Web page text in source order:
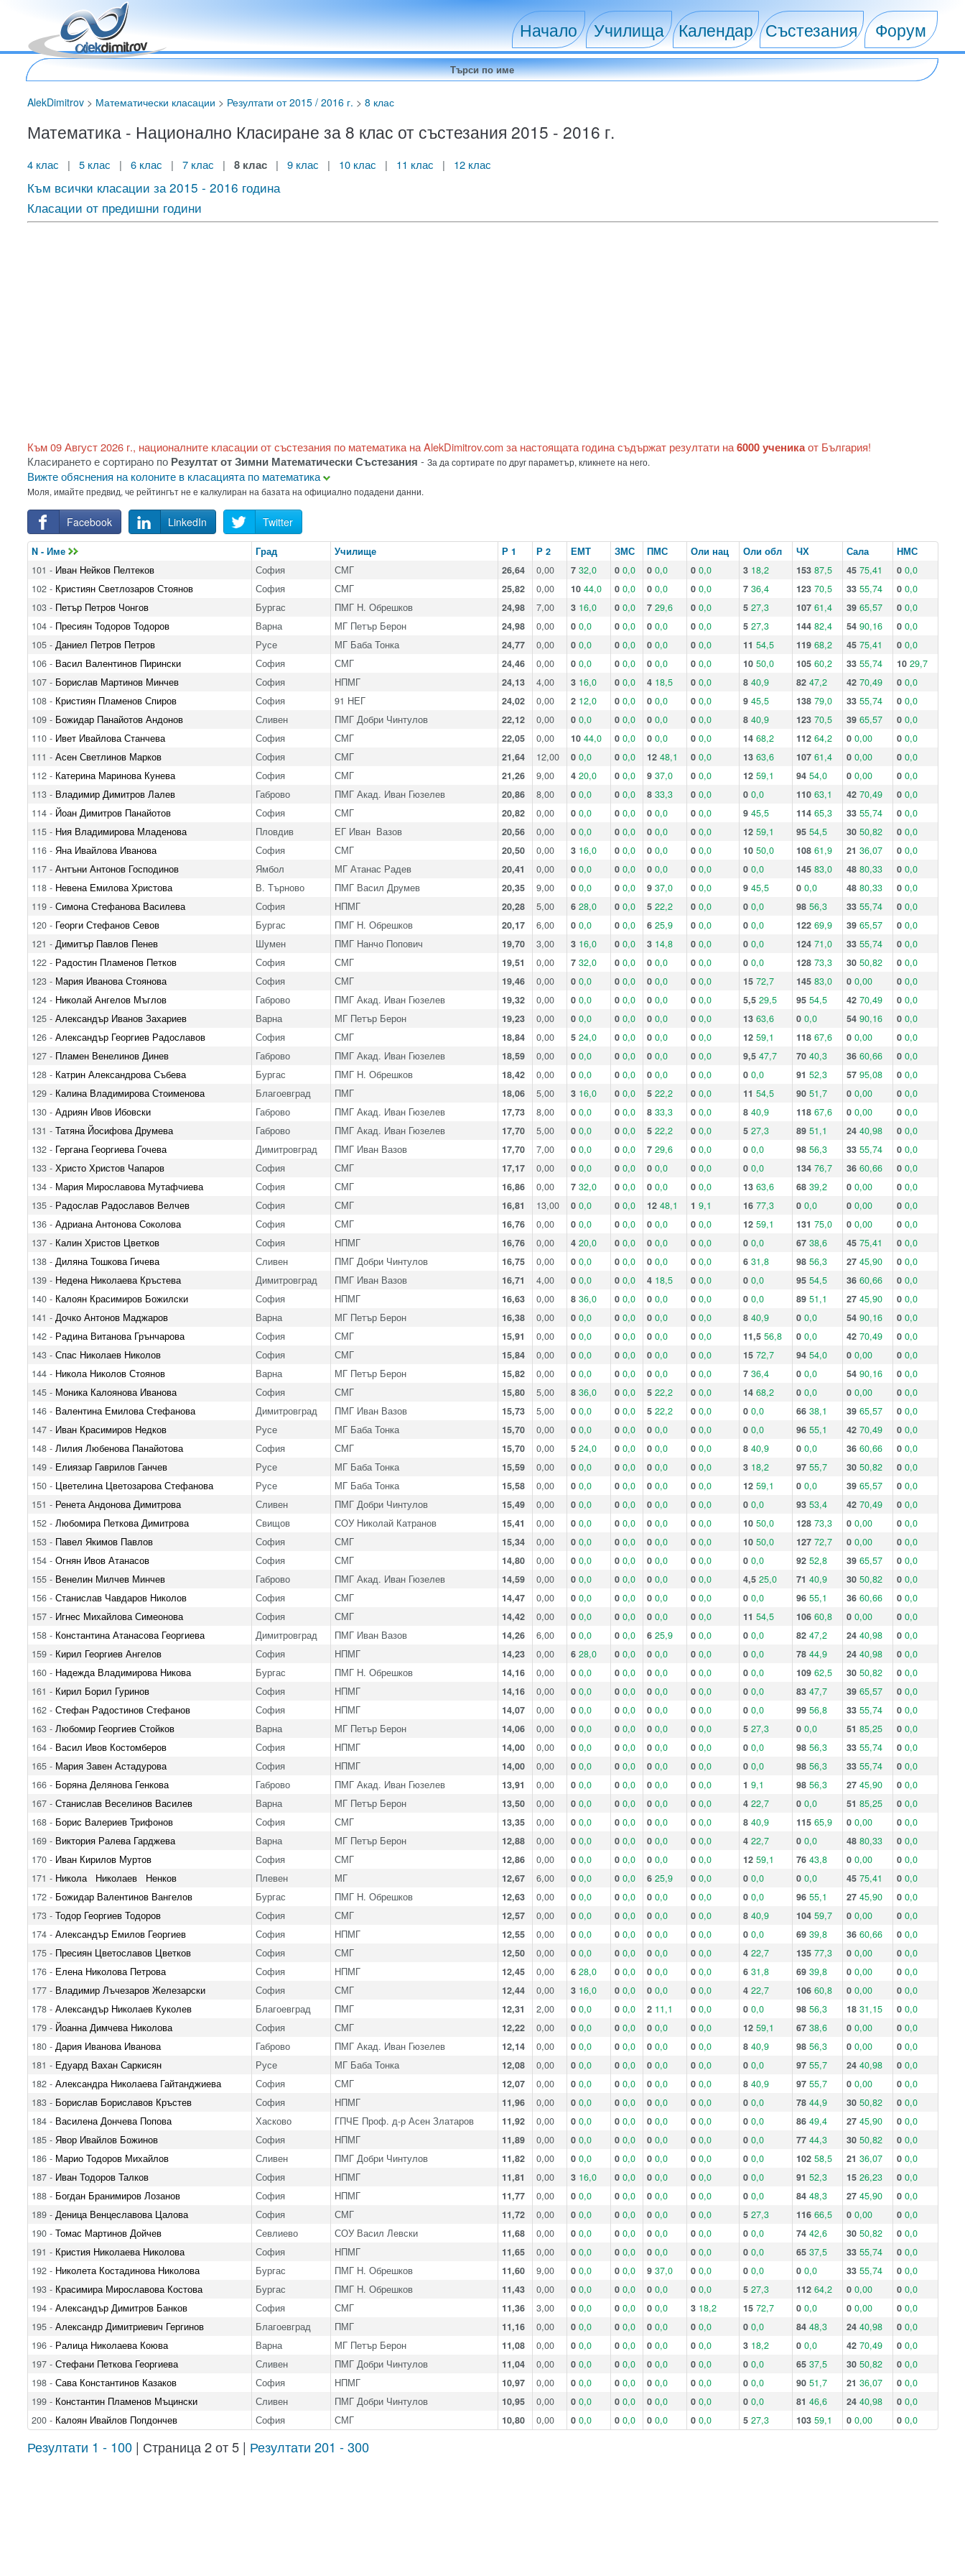
Начало Училища Календар Състезания Форум
AlekDimitrov> Математически класации > Резултати от 2015 / 2016 г. > 8 клас
Математика - Национално Класиране за 8 клас от състезания 2015 - 2016 г.
4 клас | 5 клас | 6 клас | 7 клас | 8 клас| 9 клас | 10 клас | 11 клас | 12 клас
Към всички класации за 2015 - 2016 година
Класации от предишни години
Към 09 Август 2026 г., националните класации от състезания по математика на AlekDimitrov.com за настоящата година съдържат резултати на6000 ученикаот България!
Класирането е сортирано по Резултат от Зимни Математически Състезания - За да сортирате по друг параметър, кликнете на него.
Вижте обяснения на колоните в класацията по математика
Моля, имайте предвид, че рейтингът не е калкулиран на базата на официално подадени данни.
Facebook LinkedIn Twitter
N - Име Град Училище Р 1 Р 2 ЕМТ ЗМС ПМС Оли нац Оли обл ЧХ Сала
НМС
101 - Иван Нейков Пелтеков София СМГ 26,64 0,00 7 32,0 0 0,0 0 0,0 0 0,0 3 18,2 153 87,5 45 75,41 0 0,0
102 - Кристиян Светлозаров Стоянов София СМГ 25,82 0,00 10 44,0 0 0,0 0 0,0 0 0,0 7 36,4 123 70,5 33 55,74 0 0,0
103 - Петър Петров Чонгов Бургас ПМГ Н. Обрешков 24,98 7,00 3 16,0 0 0,0 7 29,6 0 0,0 5 27,3 107 61,4 39 65,57 0 0,0
104 - Пресиян Тодоров Тодоров Варна МГ Петър Берон 24,98 0,00 0 0,0 0 0,0 0 0,0 0 0,0 5 27,3 144 82,4 54 90,16 0 0,0
105 - Даниел Петров Петров Русе МГ Баба Тонка 24,77 0,00 0 0,0 0 0,0 0 0,0 0 0,0 11 54,5 119 68,2 45 75,41 0 0,0
106 - Васил Валентинов Пирински София СМГ 24,46 0,00 0 0,0 0 0,0 0 0,0 0 0,0 10 50,0 105 60,2 33 55,74 10 29,7
107 - Борислав Мартинов Минчев София НПМГ 24,13 4,00 3 16,0 0 0,0 4 18,5 0 0,0 8 40,9 82 47,2 42 70,49 0 0,0
108 - Кристиян Пламенов Спиров София 91 НЕГ 24,02 0,00 2 12,0 0 0,0 0 0,0 0 0,0 9 45,5 138 79,0 33 55,74 0 0,0
109 - Божидар Панайотов Андонов Сливен ПМГ Добри Чинтулов 22,12 0,00 0 0,0 0 0,0 0 0,0 0 0,0 8 40,9 123 70,5 39 65,57 0 0,0
110 - Ивет Ивайлова Станчева София СМГ 22,05 0,00 10 44,0 0 0,0 0 0,0 0 0,0 14 68,2 112 64,2 0 0,00 0 0,0
111 - Асен Светлинов Марков София СМГ 21,64 12,00 0 0,0 0 0,0 12 48,1 0 0,0 13 63,6 107 61,4 0 0,00 0 0,0
112 - Катерина Маринова Кунева София СМГ 21,26 9,00 4 20,0 0 0,0 9 37,0 0 0,0 12 59,1 94 54,0 0 0,00 0 0,0
113 - Владимир Димитров Лалев Габрово ПМГ Акад. Иван Гюзелев 20,86 8,00 0 0,0 0 0,0 8 33,3 0 0,0 0 0,0 110 63,1 42 70,49 0 0,0
114 - Йоан Димитров Панайотов София СМГ 20,82 0,00 0 0,0 0 0,0 0 0,0 0 0,0 9 45,5 114 65,3 33 55,74 0 0,0
115 - Ния Владимирова Младенова Пловдив ЕГ Иван Вазов 20,56 0,00 0 0,0 0 0,0 0 0,0 0 0,0 12 59,1 95 54,5 30 50,82 0 0,0
116 - Яна Ивайлова Иванова София СМГ 20,50 0,00 3 16,0 0 0,0 0 0,0 0 0,0 10 50,0 108 61,9 21 36,07 0 0,0
117 - Антъни Антонов Господинов Ямбол МГ Атанас Радев 20,41 0,00 0 0,0 0 0,0 0 0,0 0 0,0 0 0,0 145 83,0 48 80,33 0 0,0
118 - Невена Емилова Христова В. Търново ПМГ Васил Друмев 20,35 9,00 0 0,0 0 0,0 9 37,0 0 0,0 9 45,5 0 0,0 48 80,33 0 0,0
119 - Симона Стефанова Василева София НПМГ 20,28 5,00 6 28,0 0 0,0 5 22,2 0 0,0 0 0,0 98 56,3 33 55,74 0 0,0
120 - Георги Стефанов Севов Бургас ПМГ Н. Обрешков 20,17 6,00 0 0,0 0 0,0 6 25,9 0 0,0 0 0,0 122 69,9 39 65,57 0 0,0
121 - Димитър Павлов Пенев Шумен ПМГ Нанчо Попович 19,70 3,00 3 16,0 0 0,0 3 14,8 0 0,0 0 0,0 124 71,0 33 55,74 0 0,0
122 - Радостин Пламенов Петков София СМГ 19,51 0,00 7 32,0 0 0,0 0 0,0 0 0,0 0 0,0 128 73,3 30 50,82 0 0,0
123 - Мария Иванова Стоянова София СМГ 19,46 0,00 0 0,0 0 0,0 0 0,0 0 0,0 15 72,7 145 83,0 0 0,00 0 0,0
124 - Николай Ангелов Мъглов Габрово ПМГ Акад. Иван Гюзелев 19,32 0,00 0 0,0 0 0,0 0 0,0 0 0,0 5,5 29,5 95 54,5 42 70,49 0 0,0
125 - Александър Иванов Захариев Варна МГ Петър Берон 19,23 0,00 0 0,0 0 0,0 0 0,0 0 0,0 13 63,6 0 0,0 54 90,16 0 0,0
126 - Александър Георгиев Радославов София СМГ 18,84 0,00 5 24,0 0 0,0 0 0,0 0 0,0 12 59,1 118 67,6 0 0,00 0 0,0
127 - Пламен Венелинов Динев Габрово ПМГ Акад. Иван Гюзелев 18,59 0,00 0 0,0 0 0,0 0 0,0 0 0,0 9,5 47,7 70 40,3 36 60,66 0 0,0
128 - Катрин Александрова Събева Бургас ПМГ Н. Обрешков 18,42 0,00 0 0,0 0 0,0 0 0,0 0 0,0 0 0,0 91 52,3 57 95,08 0 0,0
129 - Калина Владимирова Стоименова Благоевград ПМГ 18,06 5,00 3 16,0 0 0,0 5 22,2 0 0,0 11 54,5 90 51,7 0 0,00 0 0,0
130 - Адриян Ивов Ибовски Габрово ПМГ Акад. Иван Гюзелев 17,73 8,00 0 0,0 0 0,0 8 33,3 0 0,0 8 40,9 118 67,6 0 0,00 0 0,0
131 - Татяна Йосифова Друмева Габрово ПМГ Акад. Иван Гюзелев 17,70 5,00 0 0,0 0 0,0 5 22,2 0 0,0 5 27,3 89 51,1 24 40,98 0 0,0
132 - Гергана Георгиева Гочева Димитровград ПМГ Иван Вазов 17,70 7,00 0 0,0 0 0,0 7 29,6 0 0,0 0 0,0 98 56,3 33 55,74 0 0,0
133 - Христо Христов Чапаров София СМГ 17,17 0,00 0 0,0 0 0,0 0 0,0 0 0,0 0 0,0 134 76,7 36 60,66 0 0,0
134 - Мария Мирославова Мутафчиева София СМГ 16,86 0,00 7 32,0 0 0,0 0 0,0 0 0,0 13 63,6 68 39,2 0 0,00 0 0,0
135 - Радослав Радославов Велчев София СМГ 16,81 13,00 0 0,0 0 0,0 12 48,1 1 9,1 16 77,3 0 0,0 0 0,00 0 0,0
136 - Адриана Антонова Соколова София СМГ 16,76 0,00 0 0,0 0 0,0 0 0,0 0 0,0 12 59,1 131 75,0 0 0,00 0 0,0
137 - Калин Христов Цветков София НПМГ 16,76 0,00 4 20,0 0 0,0 0 0,0 0 0,0 0 0,0 67 38,6 45 75,41 0 0,0
138 - Диляна Тошкова Гичева Сливен ПМГ Добри Чинтулов 16,75 0,00 0 0,0 0 0,0 0 0,0 0 0,0 6 31,8 98 56,3 27 45,90 0 0,0
139 - Недена Николаева Кръстева Димитровград ПМГ Иван Вазов 16,71 4,00 0 0,0 0 0,0 4 18,5 0 0,0 0 0,0 95 54,5 36 60,66 0 0,0
140 - Калоян Красимиров Божилски София НПМГ 16,63 0,00 8 36,0 0 0,0 0 0,0 0 0,0 0 0,0 89 51,1 27 45,90 0 0,0
141 - Дочко Антонов Маджаров Варна МГ Петър Берон 16,38 0,00 0 0,0 0 0,0 0 0,0 0 0,0 8 40,9 0 0,0 54 90,16 0 0,0
142 - Радина Витанова Грънчарова София СМГ 15,91 0,00 0 0,0 0 0,0 0 0,0 0 0,0 11,5 56,8 0 0,0 42 70,49 0 0,0
143 - Спас Николаев Николов София СМГ 15,84 0,00 0 0,0 0 0,0 0 0,0 0 0,0 15 72,7 94 54,0 0 0,00 0 0,0
144 - Никола Николов Стоянов Варна МГ Петър Берон 15,82 0,00 0 0,0 0 0,0 0 0,0 0 0,0 7 36,4 0 0,0 54 90,16 0 0,0
145 - Моника Калоянова Иванова София СМГ 15,80 5,00 8 36,0 0 0,0 5 22,2 0 0,0 14 68,2 0 0,0 0 0,00 0 0,0
146 - Валентина Емилова Стефанова Димитровград ПМГ Иван Вазов 15,73 5,00 0 0,0 0 0,0 5 22,2 0 0,0 0 0,0 66 38,1 39 65,57 0 0,0
147 - Иван Красимиров Недков Русе МГ Баба Тонка 15,70 0,00 0 0,0 0 0,0 0 0,0 0 0,0 0 0,0 96 55,1 42 70,49 0 0,0
148 - Лилия Любенова Панайотова София СМГ 15,70 0,00 5 24,0 0 0,0 0 0,0 0 0,0 8 40,9 0 0,0 36 60,66 0 0,0
149 - Елиязар Гаврилов Ганчев Русе МГ Баба Тонка 15,59 0,00 0 0,0 0 0,0 0 0,0 0 0,0 3 18,2 97 55,7 30 50,82 0 0,0
150 - Цветелина Цветозарова Стефанова Русе МГ Баба Тонка 15,58 0,00 0 0,0 0 0,0 0 0,0 0 0,0 12 59,1 0 0,0 39 65,57 0 0,0
151 - Ренета Андонова Димитрова Сливен ПМГ Добри Чинтулов 15,49 0,00 0 0,0 0 0,0 0 0,0 0 0,0 0 0,0 93 53,4 42 70,49 0 0,0
152 - Любомира Петкова Димитрова Свищов СОУ Николай Катранов 15,41 0,00 0 0,0 0 0,0 0 0,0 0 0,0 10 50,0 128 73,3 0 0,00 0 0,0
153 - Павел Якимов Павлов София СМГ 15,34 0,00 0 0,0 0 0,0 0 0,0 0 0,0 10 50,0 127 72,7 0 0,00 0 0,0
154 - Огнян Ивов Атанасов София СМГ 14,80 0,00 0 0,0 0 0,0 0 0,0 0 0,0 0 0,0 92 52,8 39 65,57 0 0,0
155 - Венелин Милчев Минчев Габрово ПМГ Акад. Иван Гюзелев 14,59 0,00 0 0,0 0 0,0 0 0,0 0 0,0 4,5 25,0 71 40,9 30 50,82 0 0,0
156 - Станислав Чавдаров Николов София СМГ 14,47 0,00 0 0,0 0 0,0 0 0,0 0 0,0 0 0,0 96 55,1 36 60,66 0 0,0
157 - Игнес Михайлова Симеонова София СМГ 14,42 0,00 0 0,0 0 0,0 0 0,0 0 0,0 11 54,5 106 60,8 0 0,00 0 0,0
158 - Константина Атанасова Георгиева Димитровград ПМГ Иван Вазов 14,26 6,00 0 0,0 0 0,0 6 25,9 0 0,0 0 0,0 82 47,2 24 40,98 0 0,0
159 - Кирил Георгиев Ангелов София НПМГ 14,23 0,00 6 28,0 0 0,0 0 0,0 0 0,0 0 0,0 78 44,9 24 40,98 0 0,0
160 - Надежда Владимирова Никова Бургас ПМГ Н. Обрешков 14,16 0,00 0 0,0 0 0,0 0 0,0 0 0,0 0 0,0 109 62,5 30 50,82 0 0,0
161 - Кирил Борил Гуринов София НПМГ 14,16 0,00 0 0,0 0 0,0 0 0,0 0 0,0 0 0,0 83 47,7 39 65,57 0 0,0
162 - Стефан Радостинов Стефанов София НПМГ 14,07 0,00 0 0,0 0 0,0 0 0,0 0 0,0 0 0,0 99 56,8 33 55,74 0 0,0
163 - Любомир Георгиев Стойков Варна МГ Петър Берон 14,06 0,00 0 0,0 0 0,0 0 0,0 0 0,0 5 27,3 0 0,0 51 85,25 0 0,0
164 - Васил Ивов Костомберов София НПМГ 14,00 0,00 0 0,0 0 0,0 0 0,0 0 0,0 0 0,0 98 56,3 33 55,74 0 0,0
165 - Мария Завен Астадурова София НПМГ 14,00 0,00 0 0,0 0 0,0 0 0,0 0 0,0 0 0,0 98 56,3 33 55,74 0 0,0
166 - Боряна Делянова Генкова Габрово ПМГ Акад. Иван Гюзелев 13,91 0,00 0 0,0 0 0,0 0 0,0 0 0,0 1 9,1 98 56,3 27 45,90 0 0,0
167 - Станислав Веселинов Василев Варна МГ Петър Берон 13,50 0,00 0 0,0 0 0,0 0 0,0 0 0,0 4 22,7 0 0,0 51 85,25 0 0,0
168 - Борис Валериев Трифонов София СМГ 13,35 0,00 0 0,0 0 0,0 0 0,0 0 0,0 8 40,9 115 65,9 0 0,00 0 0,0
169 - Виктория Ралева Гарджева Варна МГ Петър Берон 12,88 0,00 0 0,0 0 0,0 0 0,0 0 0,0 4 22,7 0 0,0 48 80,33 0 0,0
170 - Иван Кирилов Муртов София СМГ 12,86 0,00 0 0,0 0 0,0 0 0,0 0 0,0 12 59,1 76 43,8 0 0,00 0 0,0
171 - Никола Николаев Ненков Плевен МГ 12,67 6,00 0 0,0 0 0,0 6 25,9 0 0,0 0 0,0 0 0,0 45 75,41 0 0,0
172 - Божидар Валентинов Вангелов Бургас ПМГ Н. Обрешков 12,63 0,00 0 0,0 0 0,0 0 0,0 0 0,0 0 0,0 96 55,1 27 45,90 0 0,0
173 - Тодор Георгиев Тодоров София СМГ 12,57 0,00 0 0,0 0 0,0 0 0,0 0 0,0 8 40,9 104 59,7 0 0,00 0 0,0
174 - Александър Емилов Георгиев София НПМГ 12,55 0,00 0 0,0 0 0,0 0 0,0 0 0,0 0 0,0 69 39,8 36 60,66 0 0,0
175 - Пресиян Цветославов Цветков София СМГ 12,50 0,00 0 0,0 0 0,0 0 0,0 0 0,0 4 22,7 135 77,3 0 0,00 0 0,0
176 - Елена Николова Петрова София НПМГ 12,45 0,00 6 28,0 0 0,0 0 0,0 0 0,0 6 31,8 69 39,8 0 0,00 0 0,0
177 - Владимир Лъчезаров Железарски София СМГ 12,44 0,00 3 16,0 0 0,0 0 0,0 0 0,0 4 22,7 106 60,8 0 0,00 0 0,0
178 - Александър Николаев Куколев Благоевград ПМГ 12,31 2,00 0 0,0 0 0,0 2 11,1 0 0,0 0 0,0 98 56,3 18 31,15 0 0,0
179 - Йоанна Димчева Николова София СМГ 12,22 0,00 0 0,0 0 0,0 0 0,0 0 0,0 12 59,1 67 38,6 0 0,00 0 0,0
180 - Дария Иванова Иванова Габрово ПМГ Акад. Иван Гюзелев 12,14 0,00 0 0,0 0 0,0 0 0,0 0 0,0 8 40,9 98 56,3 0 0,00 0 0,0
181 - Едуард Вахан Саркисян Русе МГ Баба Тонка 12,08 0,00 0 0,0 0 0,0 0 0,0 0 0,0 0 0,0 97 55,7 24 40,98 0 0,0
182 - Александра Николаева Гайтанджиева София СМГ 12,07 0,00 0 0,0 0 0,0 0 0,0 0 0,0 8 40,9 97 55,7 0 0,00 0 0,0
183 - Борислав Бориславов Кръстев София НПМГ 11,96 0,00 0 0,0 0 0,0 0 0,0 0 0,0 0 0,0 78 44,9 30 50,82 0 0,0
184 - Василена Дончева Попова Хасково ГПЧЕ Проф. д-р Асен Златаров 11,92 0,00 0 0,0 0 0,0 0 0,0 0 0,0 0 0,0 86 49,4 27 45,90 0 0,0
185 - Явор Ивайлов Божинов София НПМГ 11,89 0,00 0 0,0 0 0,0 0 0,0 0 0,0 0 0,0 77 44,3 30 50,82 0 0,0
186 - Марио Тодоров Михайлов Сливен ПМГ Добри Чинтулов 11,82 0,00 0 0,0 0 0,0 0 0,0 0 0,0 0 0,0 102 58,5 21 36,07 0 0,0
187 - Иван Тодоров Талков София НПМГ 11,81 0,00 3 16,0 0 0,0 0 0,0 0 0,0 0 0,0 91 52,3 15 26,23 0 0,0
188 - Богдан Бранимиров Лозанов София НПМГ 11,77 0,00 0 0,0 0 0,0 0 0,0 0 0,0 0 0,0 84 48,3 27 45,90 0 0,0
189 - Деница Венцеславова Цалова София СМГ 11,72 0,00 0 0,0 0 0,0 0 0,0 0 0,0 5 27,3 116 66,5 0 0,00 0 0,0
190 - Томас Мартинов Дойчев Севлиево СОУ Васил Левски 11,68 0,00 0 0,0 0 0,0 0 0,0 0 0,0 0 0,0 74 42,6 30 50,82 0 0,0
191 - Кристия Николаева Николова София НПМГ 11,65 0,00 0 0,0 0 0,0 0 0,0 0 0,0 0 0,0 65 37,5 33 55,74 0 0,0
192 - Николета Костадинова Николова Бургас ПМГ Н. Обрешков 11,60 9,00 0 0,0 0 0,0 9 37,0 0 0,0 0 0,0 0 0,0 33 55,74 0 0,0
193 - Красимира Мирославова Костова Бургас ПМГ Н. Обрешков 11,43 0,00 0 0,0 0 0,0 0 0,0 0 0,0 5 27,3 112 64,2 0 0,00 0 0,0
194 - Александър Димитров Банков София СМГ 11,36 3,00 0 0,0 0 0,0 0 0,0 3 18,2 15 72,7 0 0,0 0 0,00 0 0,0
195 - Александр Димитриевич Гергинов Благоевград ПМГ 11,16 0,00 0 0,0 0 0,0 0 0,0 0 0,0 0 0,0 84 48,3 24 40,98 0 0,0
196 - Ралица Николаева Коюва Варна МГ Петър Берон 11,08 0,00 0 0,0 0 0,0 0 0,0 0 0,0 3 18,2 0 0,0 42 70,49 0 0,0
197 - Стефани Петкова Георгиева Сливен ПМГ Добри Чинтулов 11,04 0,00 0 0,0 0 0,0 0 0,0 0 0,0 0 0,0 65 37,5 30 50,82 0 0,0
198 - Сава Константинов Казаков София НПМГ 10,97 0,00 0 0,0 0 0,0 0 0,0 0 0,0 0 0,0 90 51,7 21 36,07 0 0,0
199 - Константин Пламенов Мъцински Сливен ПМГ Добри Чинтулов 10,95 0,00 0 0,0 0 0,0 0 0,0 0 0,0 0 0,0 81 46,6 24 40,98 0 0,0
200 - Калоян Ивайлов Попдончев София СМГ 10,80 0,00 0 0,0 0 0,0 0 0,0 0 0,0 5 27,3 103 59,1 0 0,00 0 0,0
Резултати 1 - 100| Страница 2 от 5 | Резултати 201 - 300